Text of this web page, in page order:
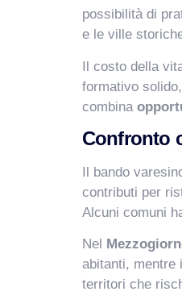
possibilità di
e le ville
Il costo della
formativo
combina
Confronto
Il bando
contributi per
Alcuni comuni
Nel
abitanti, mentre
territori che